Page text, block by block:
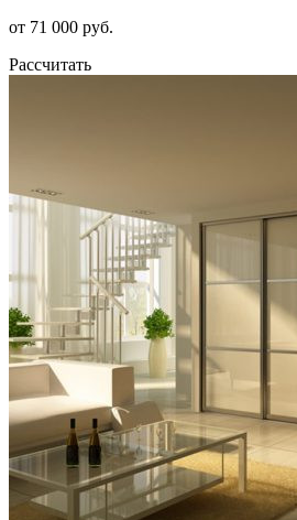
от 71 000 руб.
Рассчитать